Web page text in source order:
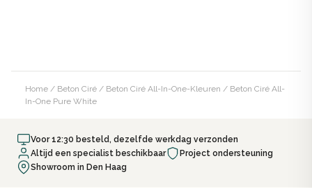
Home / Beton Ciré / Beton Ciré All-In-One-Kleuren / Beton Ciré All-
In-One Pure White
Voor 12:30 besteld, dezelfde werkdag verzonden
Altijd een specialist beschikbaar
Project ondersteuning
Showroom in Den Haag